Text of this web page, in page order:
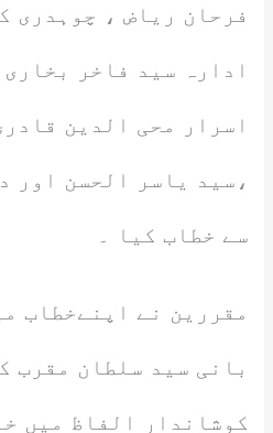
فرحان ریاض ، چوہدری
ادارہ سید فاخر
اسرار محی الدین
،سید یاسر الحسن اور
سے خطاب کیا ۔
مقررین نے اپنےخطاب
بانی سید سلطان مقرب
کوشاندار الفاظ میں